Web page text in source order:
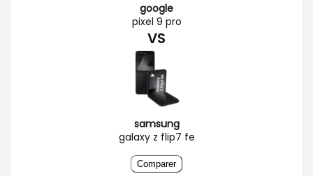
google
pixel 9 pro
VS
samsung
galaxy z flip7 fe
Comparer